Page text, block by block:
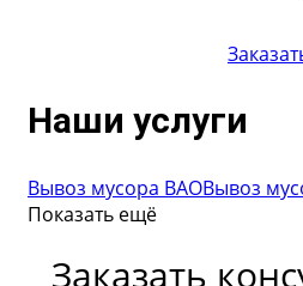
Наши услуги
Вывоз мусора ВАОВывоз
Показать ещё
Заказать